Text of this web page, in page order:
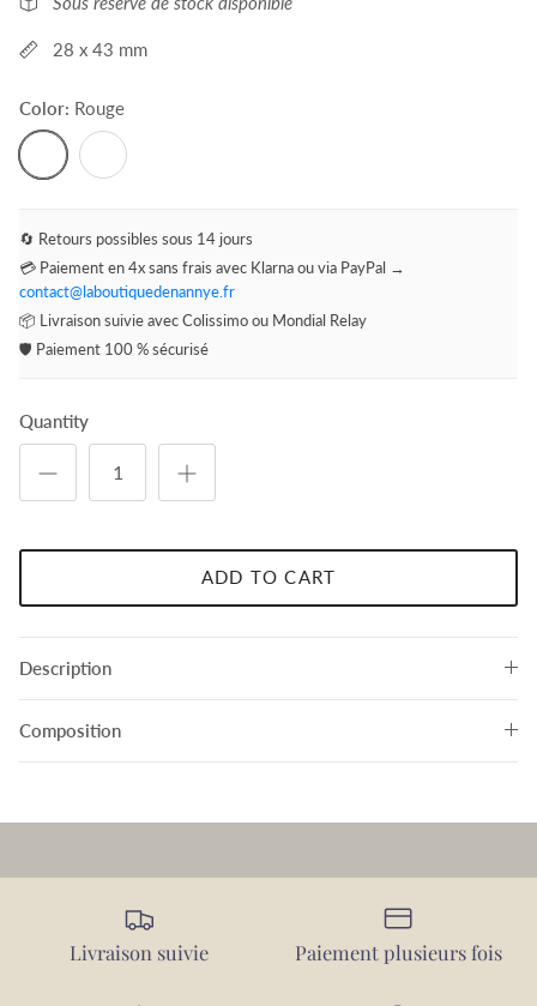
28 x 43 mm
Color: Rouge
Rouge
Blanc
🔄 Retours possibles sous 14 jours
💳 Paiement en 4x sans frais avec Klarna ou via PayPal →
contact@laboutiquedenannye.fr
📦 Livraison suivie avec Colissimo ou Mondial Relay
🛡️ Paiement 100 % sécurisé
Quantity
ADD TO CART
Description
Composition
Livraison suivie Paiement plusieurs fois